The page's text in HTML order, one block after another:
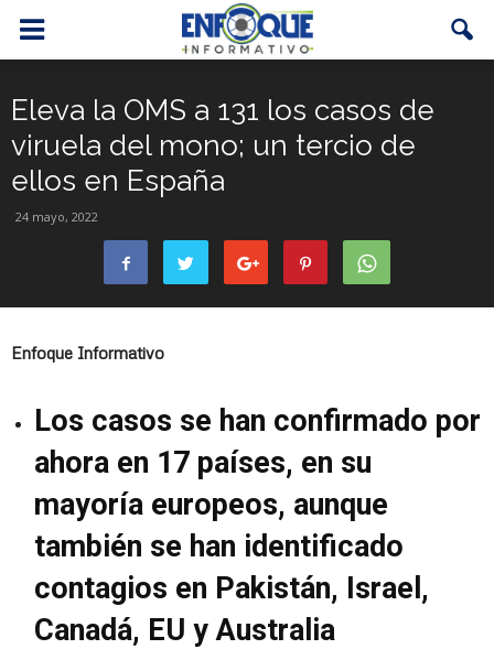
Eleva la OMS a 131 los casos de
viruela del mono; un tercio de
ellos en España
24 mayo, 2022
Enfoque Informativo
Los casos se han confirmado por
ahora en 17 países, en su
mayoría europeos, aunque
también se han identificado
contagios en Pakistán, Israel,
Canadá, EU y Australia